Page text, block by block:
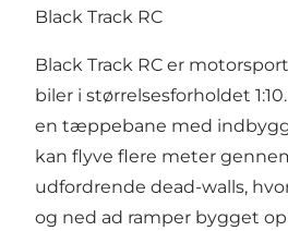
Black Track RC
Black Track RC er
biler i størrelsesforholdet
en tæppebane med
kan flyve flere meter
udfordrende dead-walls,
og ned ad ramper bygget